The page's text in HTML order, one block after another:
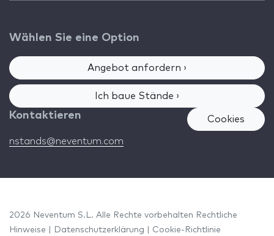
Wählen Sie eine Option
Angebot anfordern ›
Ich baue Stände ›
Kontaktieren
nstands@neventum.com
Cookies
2026 Neventum S.L. Alle Rechte vorbehalten Rechtliche
Hinweise
Datenschutzerklärung Cookie-Richtlinie